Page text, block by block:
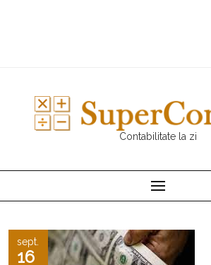
Contabilitate la zi
sept.
16